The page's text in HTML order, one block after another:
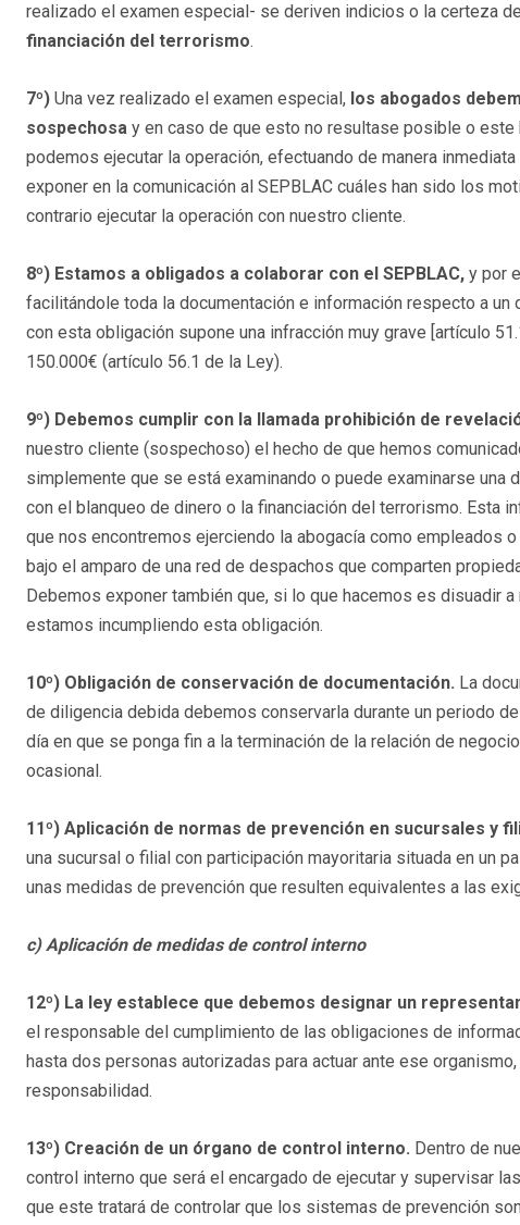
realizado el examen especial- se deriven indicios o la certeza
financiación del terrorismo.
7º) Una vez realizado el examen especial, los abogados
sospechosa y en caso de que esto no resultase posible o
podemos ejecutar la operación, efectuando de manera
exponer en la comunicación al SEPBLAC cuáles han sido los
contrario ejecutar la operación con nuestro cliente.
8º) Estamos a obligados a colaborar con el SEPBLAC, y por
facilitándole toda la documentación e información respecto a
con esta obligación supone una infracción muy grave [artículo
150.000€ (artículo 56.1 de la Ley).
9º) Debemos cumplir con la llamada prohibición de
nuestro cliente (sospechoso) el hecho de que hemos
simplemente que se está examinando o puede examinarse
con el blanqueo de dinero o la financiación del terrorismo. Esta
que nos encontremos ejerciendo la abogacía como empleados
bajo el amparo de una red de despachos que comparten
Debemos exponer también que, si lo que hacemos es disuadir
estamos incumpliendo esta obligación.
10º) Obligación de conservación de documentación. La
de diligencia debida debemos conservarla durante un periodo de
día en que se ponga fin a la terminación de la relación de
ocasional.
11º) Aplicación de normas de prevención en sucursales y
una sucursal o filial con participación mayoritaria situada en un
unas medidas de prevención que resulten equivalentes a las
c) Aplicación de medidas de control interno
12º) La ley establece que debemos designar un
el responsable del cumplimiento de las obligaciones de
hasta dos personas autorizadas para actuar ante ese
responsabilidad.
13º) Creación de un órgano de control interno. Dentro de
control interno que será el encargado de ejecutar y supervisar
que este tratará de controlar que los sistemas de prevención